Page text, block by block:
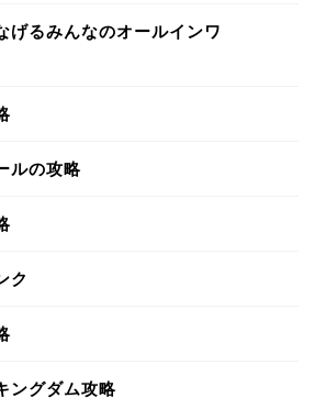
げるみんなのオールインワ
ルの攻略
ク
ングダム攻略